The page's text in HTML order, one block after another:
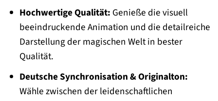
Hochwertige Qualität: Genieße die visuell
beeindruckende Animation und die detailreiche
Darstellung der magischen Welt in bester
Qualität.
Deutsche Synchronisation & Originalton:
Wähle zwischen der leidenschaftlichen